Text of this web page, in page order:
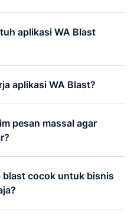
aplikasi WA Blast
aplikasi WA Blast?
pesan massal agar
cocok untuk bisnis